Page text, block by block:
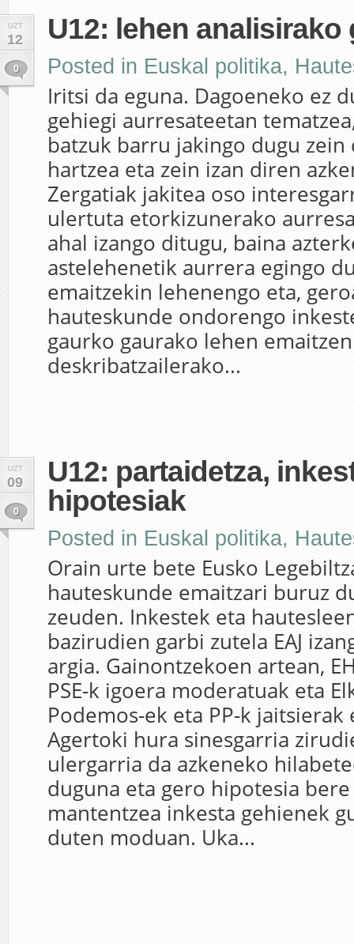
UZT
12
0
U12: lehen analisirako
Posted in Euskal politika,
Iritsi da eguna. Dagoeneko ez
gehiegi aurresateetan
batzuk barru jakingo dugu zein
hartzea eta zein izan diren
Zergatiak jakitea oso
ulertuta etorkizunerako
ahal izango ditugu, baina
astelehenetik aurrera egingo
emaitzekin lehenengo eta,
hauteskunde ondorengo
gaurko gaurako lehen
deskribatzailerako...
UZT
09
0
U12: partaidetza,
hipotesiak
Posted in Euskal politika,
Orain urte bete Eusko
hauteskunde emaitzari buruz
zeuden. Inkestek eta
bazirudien garbi zutela EAJ
argia. Gainontzekoen artean,
PSE-k igoera moderatuak eta
Podemos-ek eta PP-k
Agertoki hura sinesgarria
ulergarria da azkeneko
duguna eta gero hipotesia
mantentzea inkesta gehienek
duten moduan. Uka...